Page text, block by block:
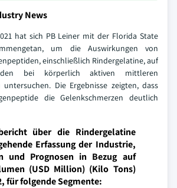
News
hat sich PB Leiner mit der Florida State
um die Auswirkungen von
einschließlich Rindergelatine, auf
bei körperlich aktiven mittleren
untersuchen. Die Ergebnisse zeigten, dass
die Gelenkschmerzen deutlich
über die Rindergelatine
Erfassung der Industrie,
und Prognosen in Bezug auf
(USD Million) (Kilo Tons)
für folgende Segmente: